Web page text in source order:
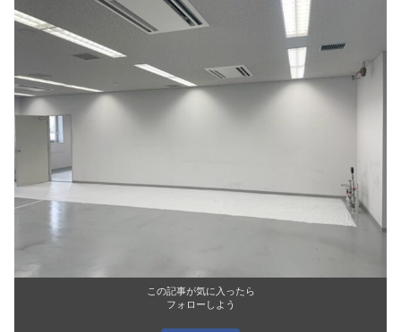
この記事が気に入ったら
フォローしよう